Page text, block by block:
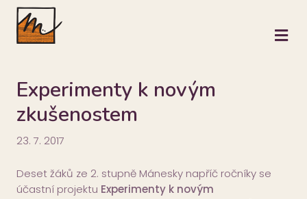
Experimenty k novým
zkušenostem
23. 7. 2017
Deset žáků ze 2. stupně Mánesky napříč ročníky se
účastní projektu Experimenty k novým